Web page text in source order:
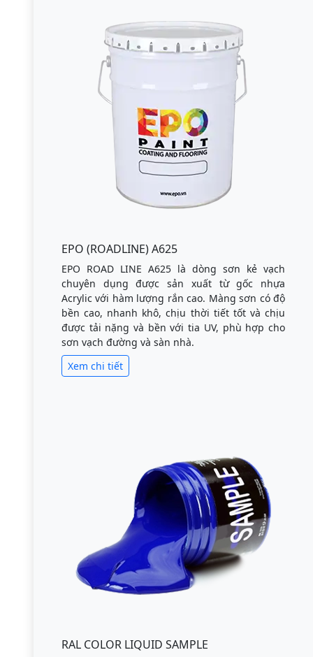
EPO (ROADLINE) A625
EPO ROAD LINE A625 là dòng sơn kẻ vạch
chuyên dụng được sản xuất từ gốc nhựa
Acrylic với hàm lượng rắn cao. Màng sơn có độ
bền cao, nhanh khô, chịu thời tiết tốt và chịu
được tải nặng và bền với tia UV, phù hợp cho
sơn vạch đường và sàn nhà.
Xem chi tiết
RAL COLOR LIQUID SAMPLE